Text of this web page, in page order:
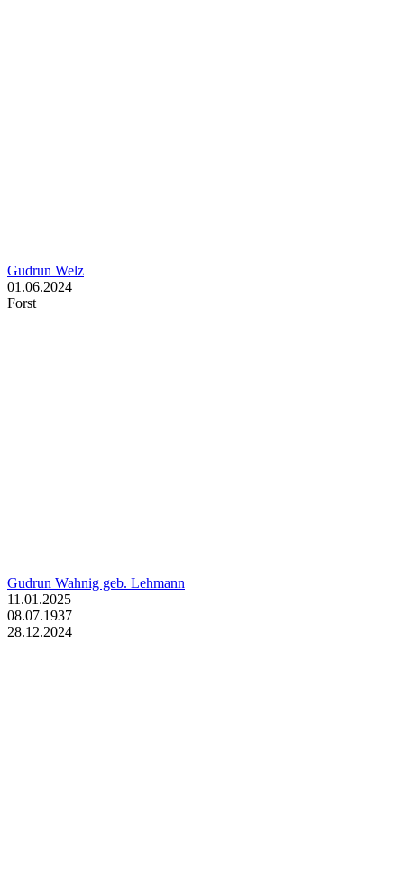
Gudrun Welz
01.06.2024
Forst
Gudrun Wahnig geb. Lehmann
11.01.2025
08.07.1937
28.12.2024